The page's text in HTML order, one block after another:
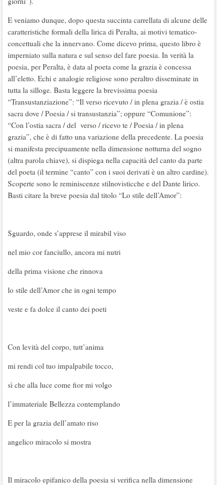
E veniamo dunque, dopo questa succinta carrellata di alcune delle
caratteristiche formali della lirica di Peralta, ai motivi tematico-
concettuali che la innervano. Come dicevo prima, questo libro è
imperniato sulla natura e sul senso del fare poesia. In verità la
poesia, per Peralta, è data al poeta come la grazia è concessa
all’eletto. Echi e analogie religiose sono peraltro disseminate in
tutta la silloge. Basta leggere la brevissima poesia
“Transustanziazione”: “Il verso ricevuto / in plena grazia / è ostia
sacra dove / Poesia / si transustanzia”; oppure “Comunione”:
“Con l’ostia sacra / del verso / ricevo te / Poesia / in plena
grazia”, che è di fatto una variazione della precedente. La poesia
si manifesta precipuamente nella dimensione notturna del sogno
(altra parola chiave), si dispiega nella capacità del canto da parte
del poeta (il termine “canto” con i suoi derivati è un altro cardine).
Scoperte sono le reminiscenze stilnovisticche e del Dante lirico.
Basti citare la breve poesia dal titolo “Lo stile dell’Amor”:
Sguardo, onde s’apprese il mirabil viso
nel mio cor fanciullo, ancora mi nutri
della prima visione che rinnova
lo stile dell’Amor che in ogni tempo
veste e fa dolce il canto dei poeti
Con levità del corpo, tutt’anima
mi rendi col tuo impalpabile tocco,
sì che alla luce come fior mi volgo
l’immateriale Bellezza contemplando
E per la grazia dell’amato riso
angelico miracolo si mostra
Il miracolo epifanico della poesia si verifica nella dimensione